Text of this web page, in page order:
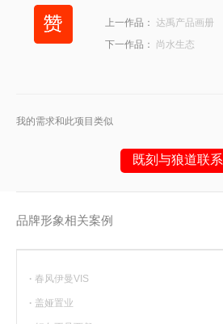
上一作品： 达禹产品画册
下一作品： 尚水生态
我的需求和此项目类似
既刻与狼道联系
或请拨打18053617900
品牌形象相关案例
· 春风伊曼VIS
· 盖娅置业